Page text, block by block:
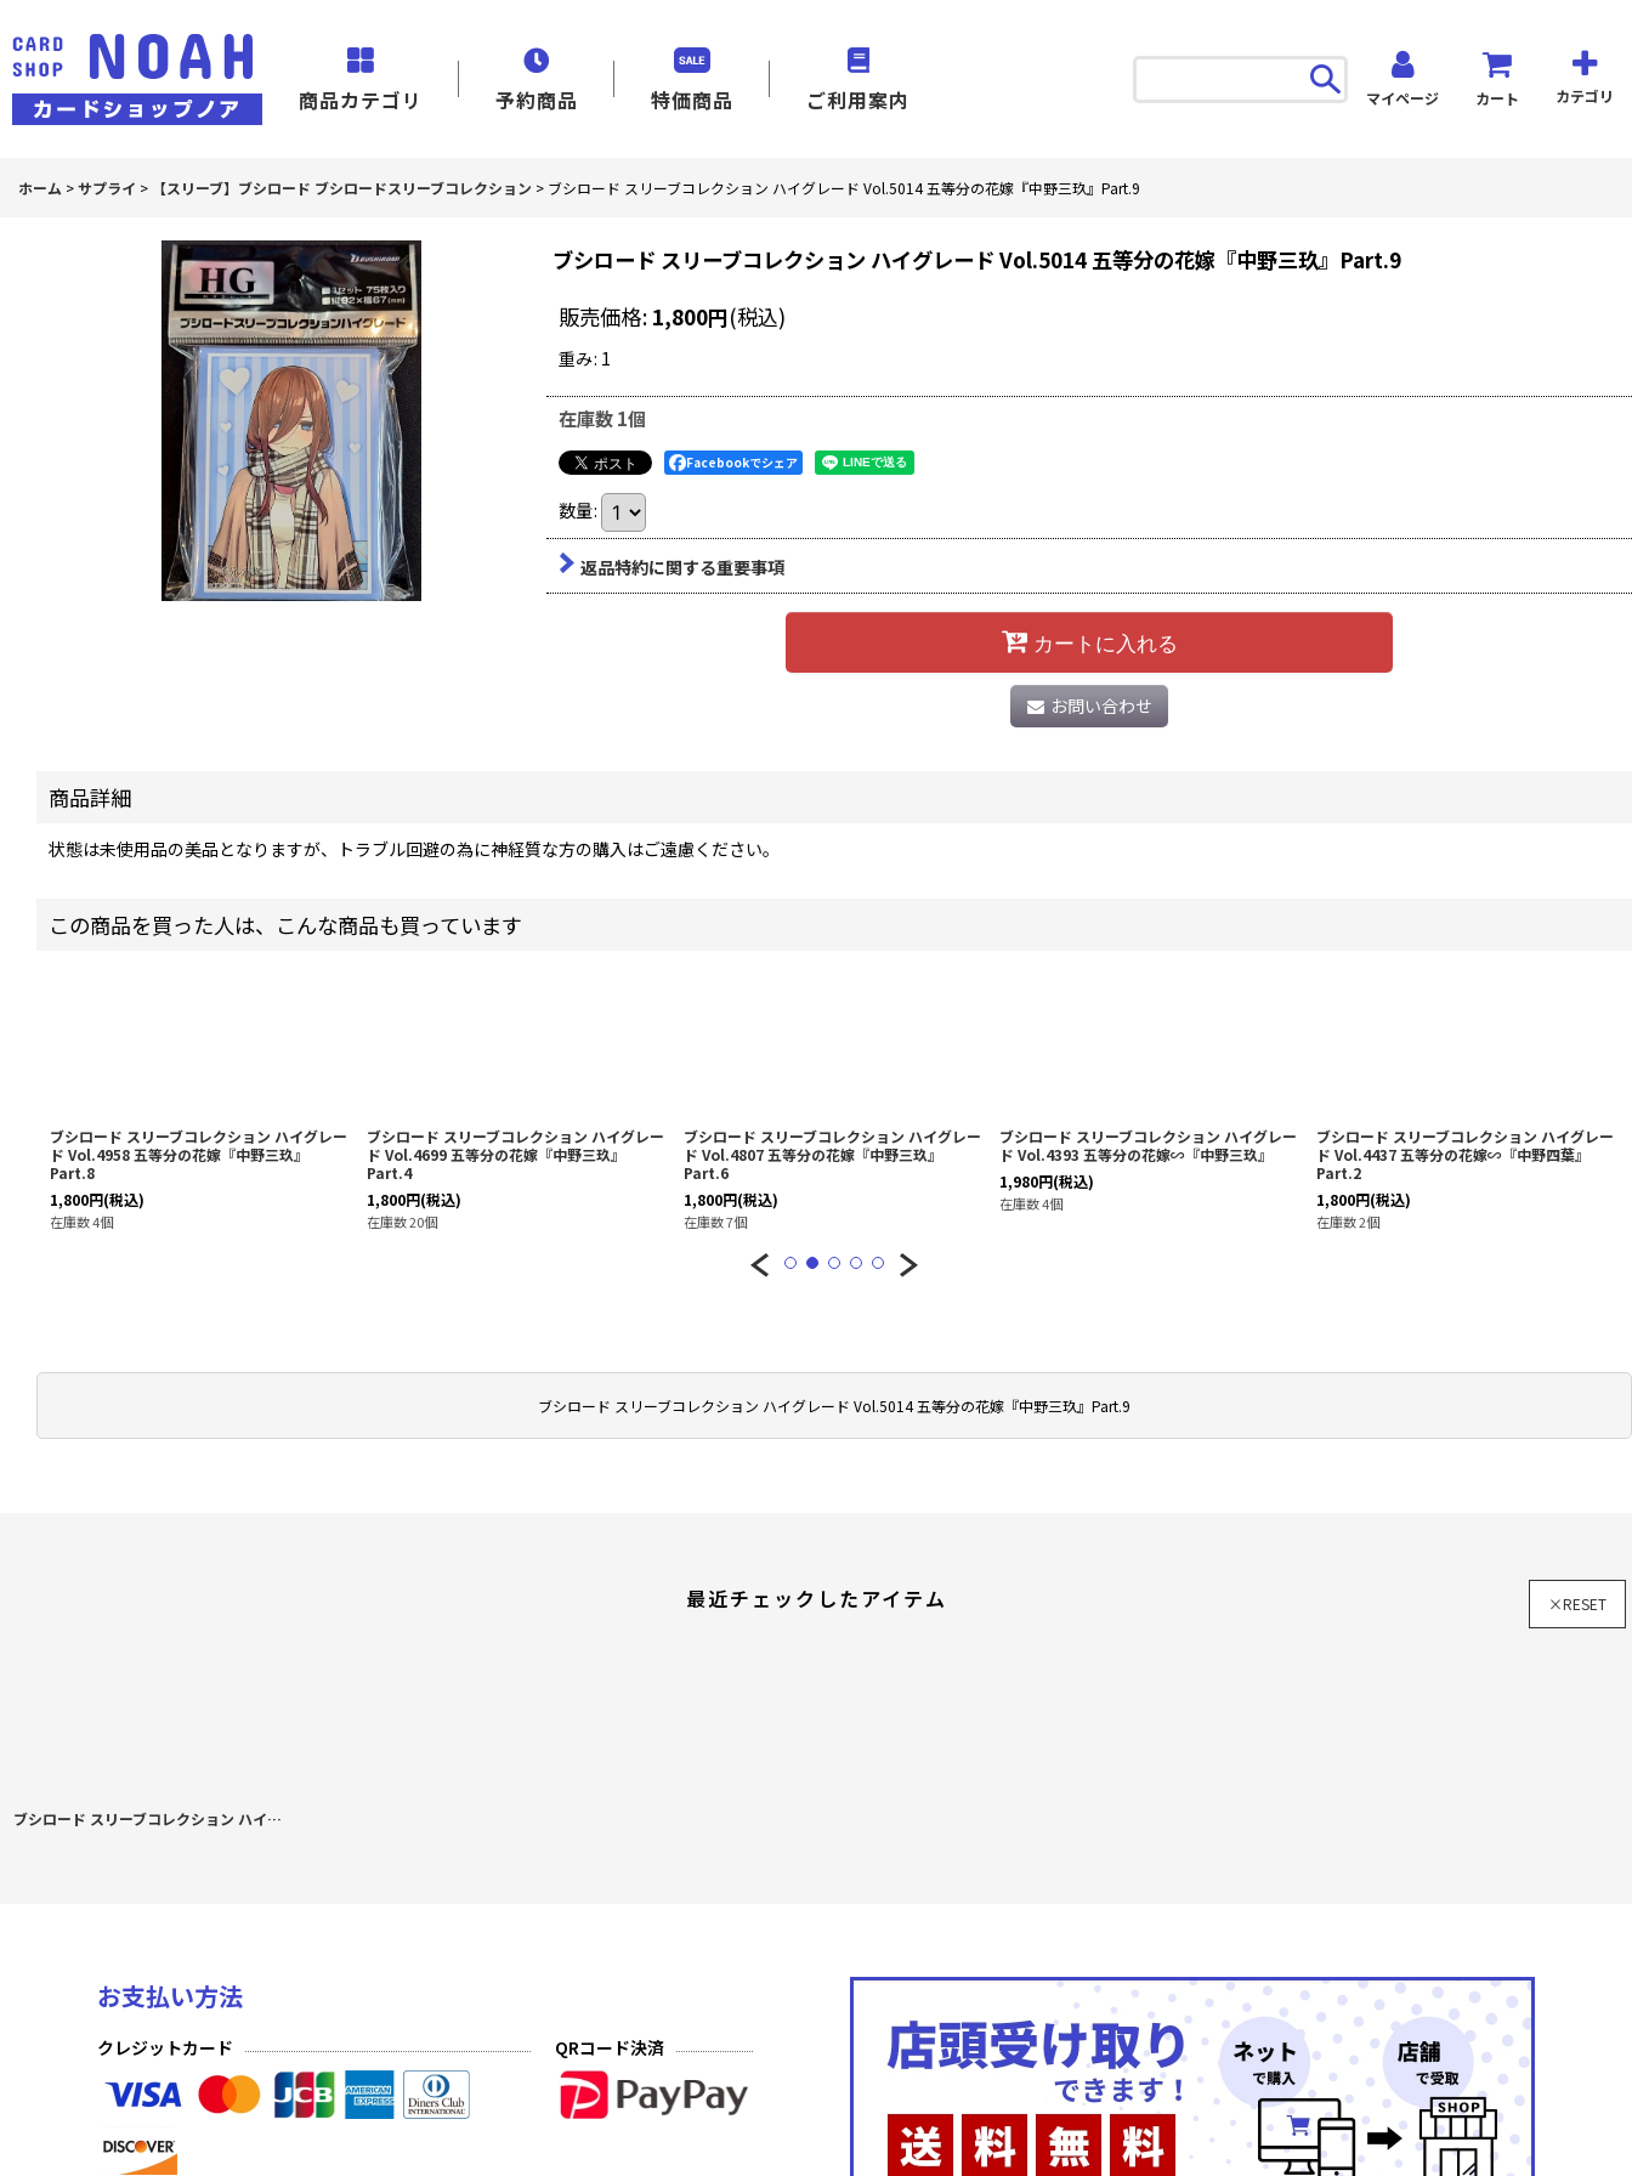
商品カテゴリ 予約商品 特価商品 ご利用案内 マイページ カート カテゴリ
ホーム >サプライ > 【スリーブ】ブシロード ブシロードスリーブコレクション > ブシロード スリーブコレクション ハイグレード Vol.5014 五等分の花嫁『中野三玖』Part.9
ブシロード スリーブコレクション ハイグレード Vol.5014 五等分の花嫁『中野三玖』Part.9
ブシロード スリーブコレクション ハイグレード Vol.5014 五等分の花嫁『中野三玖』Part.9
販売価格: 1,800円(税込)
重み: 1
在庫数 1個
Facebookでシェア
数量:
返品特約に関する重要事項
カートに入れる
お問い合わせ
商品詳細
状態は未使用品の美品となりますが、トラブル回避の為に神経質な方の購入はご遠慮ください。
この商品を買った人は、こんな商品も買っています
ブシロード スリーブコレクション ハイグレー
ド Vol.4958 五等分の花嫁『中野三玖』
Part.8
1,800円(税込)
在庫数 4個
ブシロード スリーブコレクション ハイグレー
ド Vol.4699 五等分の花嫁『中野三玖』
Part.4
1,800円(税込)
在庫数 20個
ブシロード スリーブコレクション ハイグレー
ド Vol.4807 五等分の花嫁『中野三玖』
Part.6
1,800円(税込)
在庫数 7個
ブシロード スリーブコレクション ハイグレー
ド Vol.4393 五等分の花嫁∽『中野三玖』
1,980円(税込)
在庫数 4個
ブシロード スリーブコレクション ハイグレー
ド Vol.4437 五等分の花嫁∽『中野四葉』
Part.2
1,800円(税込)
在庫数 2個
最近チェックしたアイテム ×RESET
ブシロード スリーブコレクション ハイグレード Vol.5014 五等分の花嫁『中野三玖』Part.9
お支払い方法
クレジットカード QRコード決済